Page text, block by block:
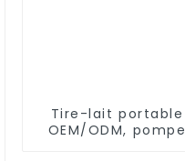
Tire-lait portable
OEM/ODM, pompe